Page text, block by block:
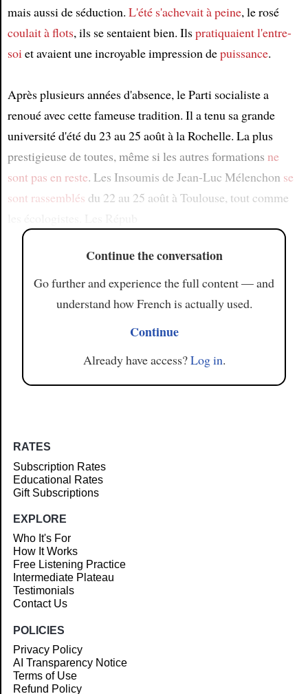
mais aussi de séduction. L'été s'achevait à peine, le rosé
coulait à flots, ils se sentaient bien. Ilspratiquaient l'entre-
soiet avaient une incroyable impression depuissance.
Après plusieurs années d'absence, le Parti socialiste a
renoué avec cette fameuse tradition. Il a tenu sa grande
université d'été du 23 au 25 août à la Rochelle. La plus
prestigieuse de toutes, même si les autres formations ne
sont pas en reste. Les Insoumis de Jean-Luc Mélenchon se
sont rassemblés du 22 au 25 août à Toulouse, tout comme
Continue the conversation
Go further and experience the full content — and
understand how French is actually used.
Continue
Already have access?Log in.
RATES
Subscription Rates
Educational Rates
Gift Subscriptions
EXPLORE
Who It's For
How It Works
Free Listening Practice
Intermediate Plateau
Testimonials
Contact Us
POLICIES
Privacy Policy
AI Transparency Notice
Terms of Use
Refund Policy